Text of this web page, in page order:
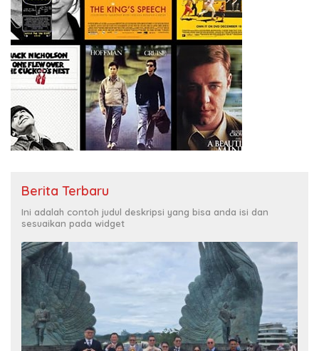
Berita Terbaru
Ini adalah contoh judul deskripsi yang bisa anda isi dan
sesuaikan pada widget